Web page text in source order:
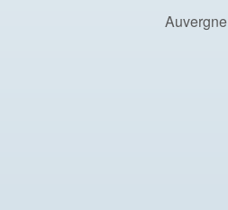
Auvergne